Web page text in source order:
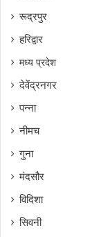
रूद्रपुर
हरिद्वार
मध्य प्रदेश
देवेंद्रनगर
पन्ना
नीमच
गुना
मंदसौर
विदिशा
सिवनी